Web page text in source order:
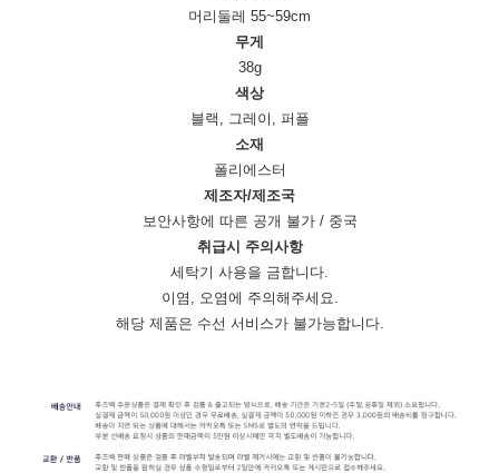
머리둘레 55~59cm
무게
38g
색상
블랙, 그레이, 퍼플
소재
폴리에스터
제조자/제조국
보안사항에 따른 공개 불가 / 중국
취급시 주의사항
세탁기 사용을 금합니다.
이염, 오염에 주의해주세요.
해당 제품은 수선 서비스가 불가능합니다.